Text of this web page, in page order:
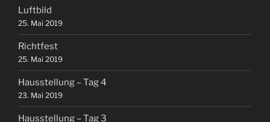
Luftbild
25. Mai 2019
Richtfest
25. Mai 2019
Hausstellung – Tag 4
23. Mai 2019
Hausstellung – Tag 3